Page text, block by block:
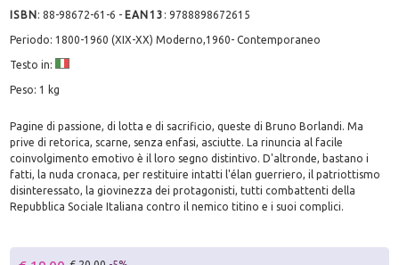
ISBN:88-98672-61-6 - EAN13 :9788898672615
Periodo: 1800-1960 (XIX-XX) Moderno,1960- Contemporaneo
Testo in:
Peso: 1 kg
Pagine di passione, di lotta e di sacrificio, queste di Bruno Borlandi. Ma
prive di retorica, scarne, senza enfasi, asciutte. La rinuncia al facile
coinvolgimento emotivo è il loro segno distintivo. D'altronde, bastano i
fatti, la nuda cronaca, per restituire intatti l'élan guerriero, il patriottismo
disinteressato, la giovinezza dei protagonisti, tutti combattenti della
Repubblica Sociale Italiana contro il nemico titino e i suoi complici.